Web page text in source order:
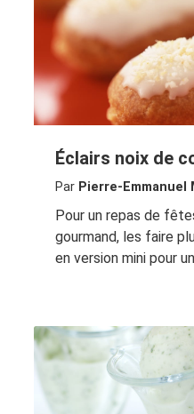
Éclairs noix de
Par Pierre-Emmanuel
Pour un repas de
gourmand, les faire
en version mini pour